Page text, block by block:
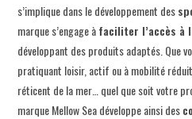
s’implique dans le développement des
marque s’engage àfaciliter l’accès à
développant des produits adaptés. Que
pratiquant loisir, actif ou à mobilité
réticent de la mer… quel que soit votre
marque Mellow Sea développe ainsi des